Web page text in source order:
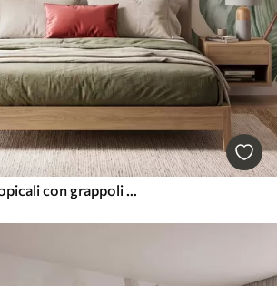
Foglie di banano tropicali con grappoli di bacche di caffè rosse, in stile acquerello